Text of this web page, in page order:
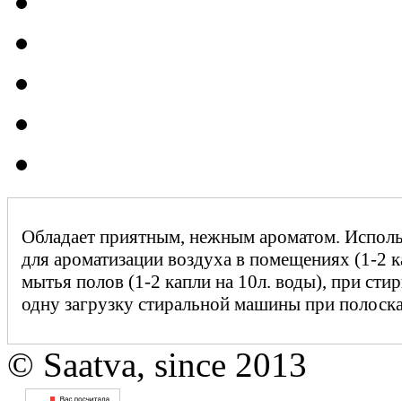
Обладает приятным, нежным ароматом.
для ароматизации воздуха в помещениях (1-2
мытья полов (1-2 капли на 10л. воды), при
одну загрузку стиральной машины при
© Saatva, since 2013